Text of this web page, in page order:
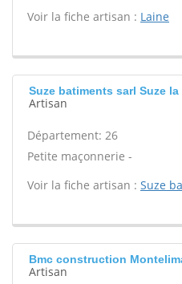
Voir la fiche artisan : Laine
Suze batiments sarl Suze
Artisan
Département: 26
Petite maçonnerie -
Voir la fiche artisan : Suze
Bmc construction
Artisan